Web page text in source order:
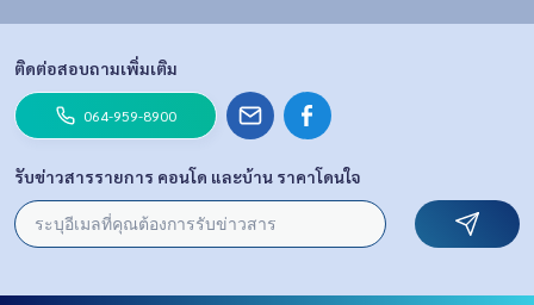
ติดต่อสอบถามเพิ่มเติม
064-959-8900
รับข่าวสารรายการ คอนโด และบ้าน ราคาโดนใจ